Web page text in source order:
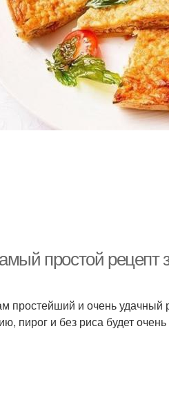
простой рецепт
простейший и очень удачный
пирог и без риса будет